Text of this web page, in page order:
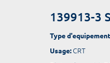
139913-3
Type
Usage: CRT